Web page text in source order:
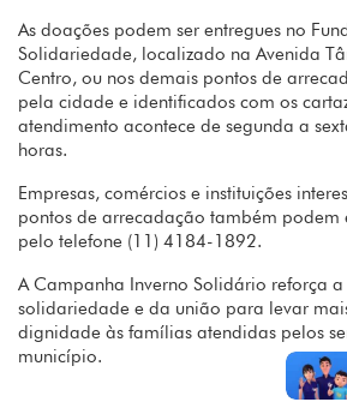
As doações podem ser entregues no
Solidariedade, localizado na Avenida
Centro, ou nos demais pontos de
pela cidade e identificados com os
atendimento acontece de segunda a
horas.
Empresas, comércios e instituições
pontos de arrecadação também podem
pelo telefone (11) 4184-1892.
A Campanha Inverno Solidário reforça
solidariedade e da união para levar
dignidade às famílias atendidas pelos
município.